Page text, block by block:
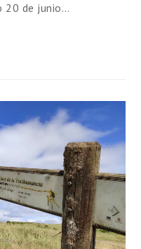
20 de junio…